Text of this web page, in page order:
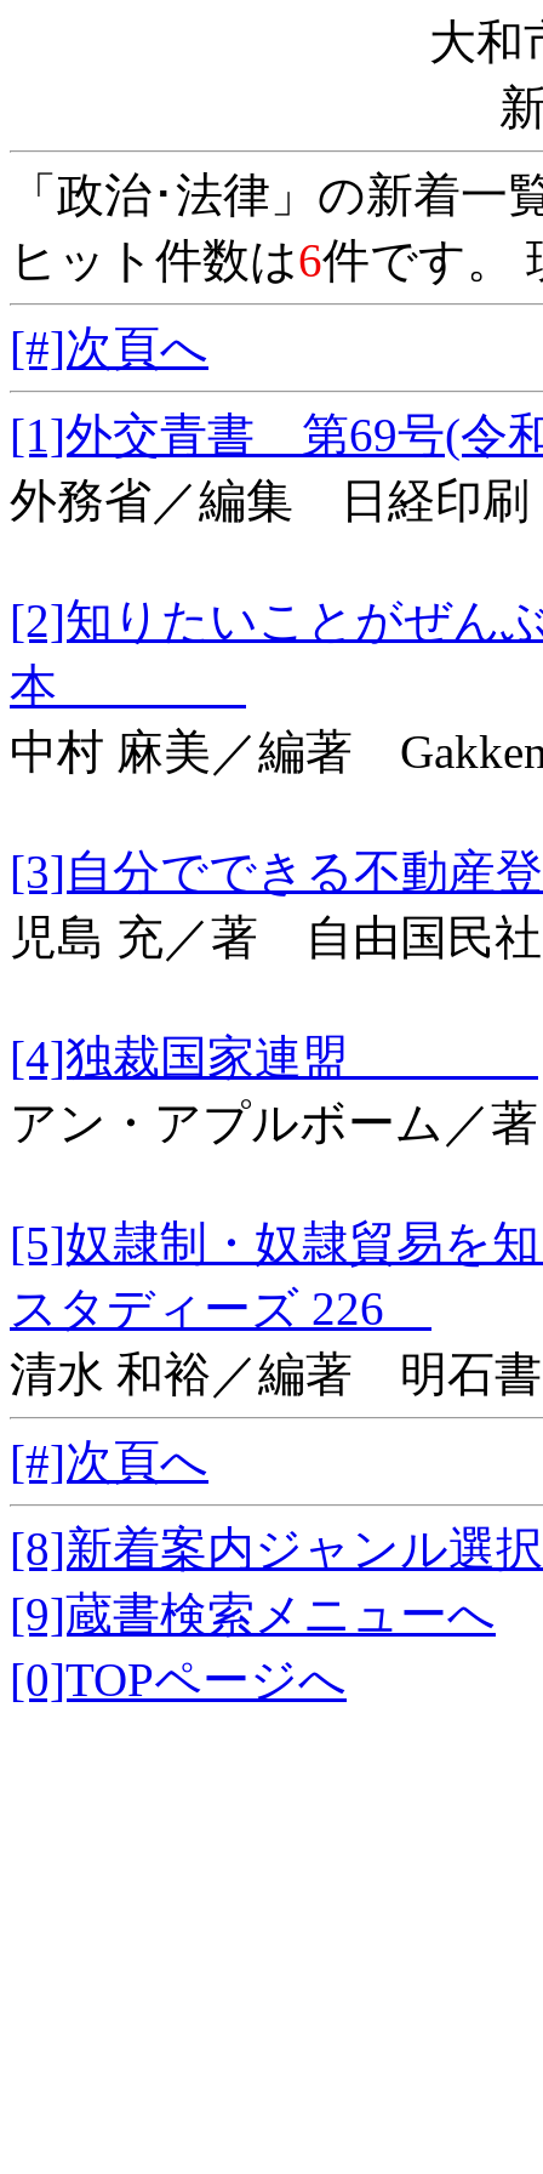
大和
「政治･法律」の新着一
ヒット件数は6件です。
[#]次頁へ
[1]外交青書 第69号
外務省／編集 日経印刷
[2]知りたいことがぜん
本
中村 麻美／編著
[3]自分でできる不
児島 充／著 自由国民社
[4]独裁国家連盟
アン・アプルボーム／
[5]奴隷制・奴隷貿易
スタディーズ 226
清水 和裕／編著 明石
[#]次頁へ
[8]新着案内ジャンル選
[9]蔵書検索メニューへ
[0]TOPページへ